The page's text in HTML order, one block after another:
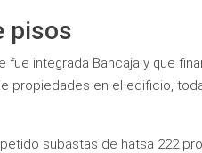
pisos
fue integrada Bancaja y que
propiedades en el edificio,
subastas de hatsa 222